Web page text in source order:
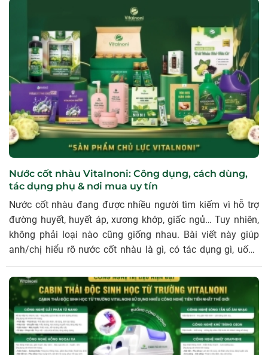
Nước cốt nhàu Vitalnoni: Công dụng, cách dùng,
tác dụng phụ & nơi mua uy tín
Nước cốt nhàu đang được nhiều người tìm kiếm vì hỗ trợ
đường huyết, huyết áp, xương khớp, giấc ngủ… Tuy nhiên,
không phải loại nào cũng giống nhau. Bài viết này giúp
anh/chị hiểu rõ nước cốt nhàu là gì, có tác dụng gì, uống
thế nào cho an toàn, và tại sao nên chọn nước cốt nhàu
Vitalnoni nếu muốn dùng lâu dài cho gia đình.